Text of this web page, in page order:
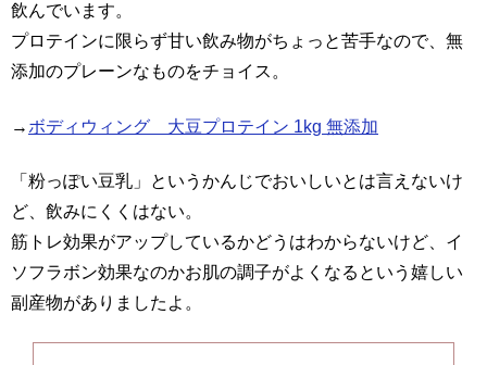
飲んでいます。
プロテインに限らず甘い飲み物がちょっと苦手なので、無
添加のプレーンなものをチョイス。
→ ボディウィング 大豆プロテイン 1kg 無添加
「粉っぽい豆乳」というかんじでおいしいとは言えないけ
ど、飲みにくくはない。
筋トレ効果がアップしているかどうはわからないけど、イ
ソフラボン効果なのかお肌の調子がよくなるという嬉しい
副産物がありましたよ。